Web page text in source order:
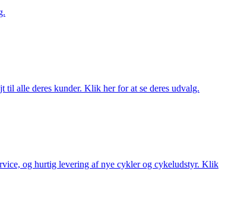
alle deres kunder. Klik her for at se deres udvalg.
og hurtig levering af nye cykler og cykeludstyr. Klik